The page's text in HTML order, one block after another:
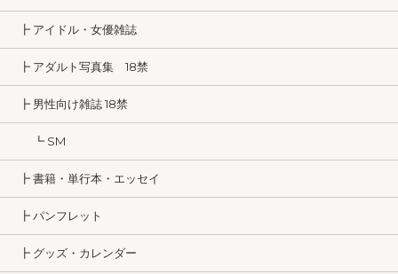
┣ アイドル・女優雑誌
┣ アダルト写真集 18禁
┣ 男性向け雑誌 18禁
┗ SM
┣ 書籍・単行本・エッセイ
┣ パンフレット
┣ グッズ・カレンダー